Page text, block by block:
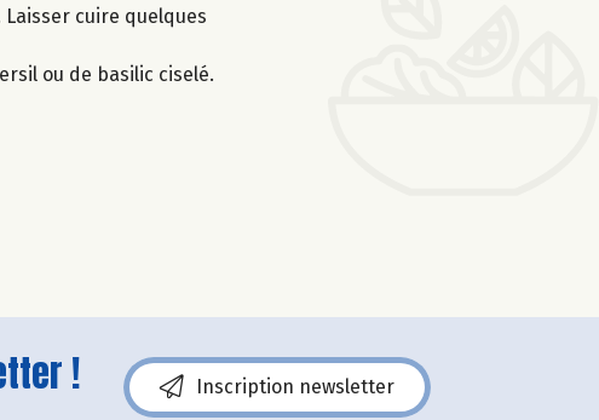
Laisser cuire quelques
ou de basilic ciselé.
! Inscription newsletter